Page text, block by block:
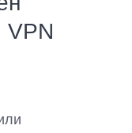
VPN